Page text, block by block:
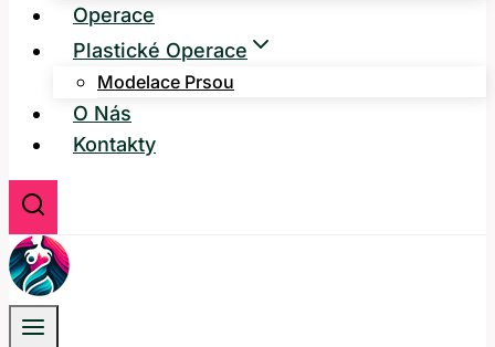
Operace
Plastické Operace
Modelace Prsou
O Nás
Kontakty